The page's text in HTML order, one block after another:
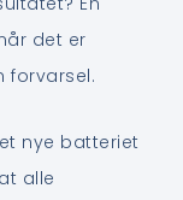
det er
forvarsel.
nye batteriet
alle